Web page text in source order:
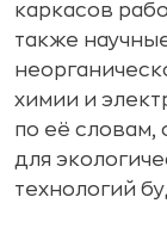
каркасов
также
химии и
по её словам,
для
технологий